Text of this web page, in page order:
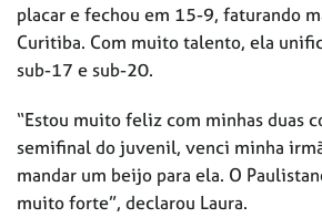
placar e fechou em 15-9, faturando
Curitiba. Com muito talento, ela
sub-17 e sub-20.
“Estou muito feliz com minhas duas
semifinal do juvenil, venci minha
mandar um beijo para ela. O
muito forte”, declarou Laura.